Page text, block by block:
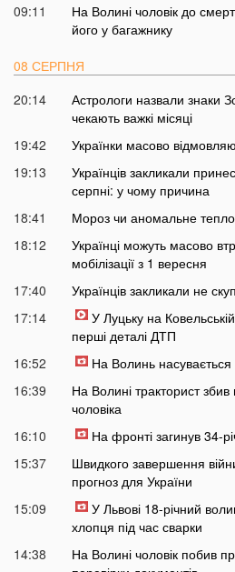
09:11
На Волині чоловік до
його у багажнику
08 СЕРПНЯ
20:14
Астрологи назвали знаки
чекають важкі місяці
19:42
Українки масово
19:13
Українців закликали
серпні: у чому причина
18:41
Мороз чи аномальне
18:12
Українці можуть масово
мобілізації з 1 вересня
17:40
Українців закликали не
17:14
У Луцьку на
перші деталі ДТП
16:52
На Волинь насувається
16:39
На Волині тракторист
чоловіка
16:10
На фронті загинув 34-
15:37
Швидкого завершення
прогноз для України
15:09
У Львові 18-річний
хлопця під час сварки
14:38
На Волині чоловік побив